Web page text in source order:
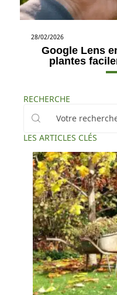
28/02/2026
Google Lens
plantes
RECHERCHE
LES ARTICLES CLÉS